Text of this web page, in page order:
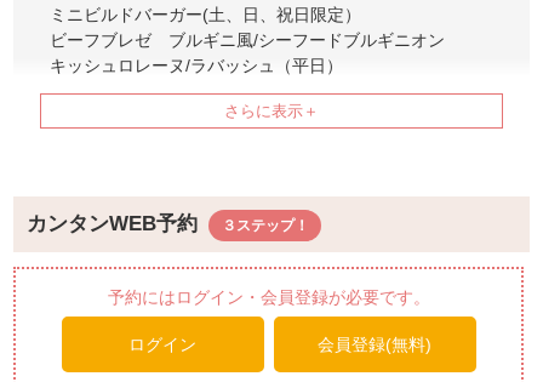
ミニビルドバーガー(土、日、祝日限定）
ビーフブレゼ ブルギニ風/シーフードブルギニオン
キッシュロレーヌ/ラバッシュ（平日）
ピザ・カプリチョーザ（平日）
ローストビーフ マッシュポテト添え 特製和風ソース
春キャベツとニンニクのペペロンチーノ
山菜のアサリのボンゴレ和風仕立て
【温製欧風料理】
鶏モモ肉と新玉ねぎのブランケット 軽いグラチネ
豚バラ肉と白インゲン豆の煮込みカスレ風
旬鰆のポアレ トマトクリームソース バジル風味
カンタンWEB予約
予約にはログイン・会員登録が必要です。
ログイン 会員登録(無料)